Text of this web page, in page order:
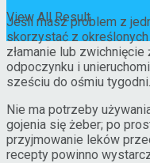
View All Result
Jeśli masz problem z
skorzystać z
złamanie lub
odpoczynku i
sześciu do ośmiu tygodni.
Nie ma potrzeby
gojenia się żeber; po
przyjmowanie leków
recepty powinno